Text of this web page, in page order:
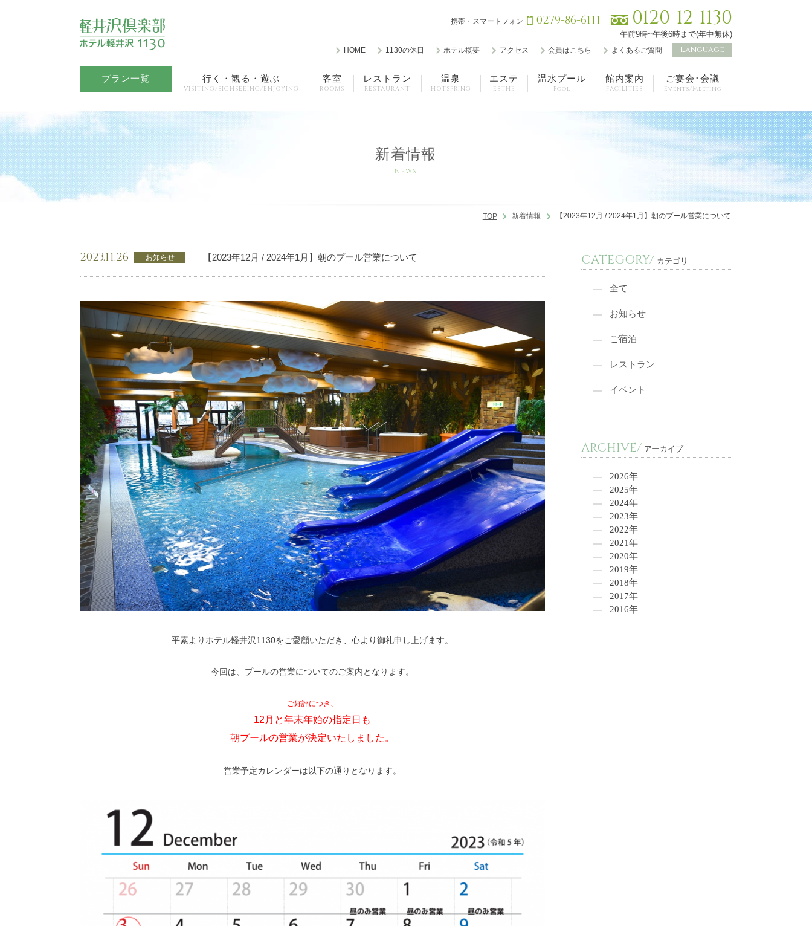
携帯・スマートフォン 0279-86-6111 0120-12-1130
午前9時~午後6時まで(年中無休)
HOME 1130の休日 ホテル概要 アクセス 会員はこちら よくあるご質問 Language
プラン一覧 行く・観る・遊ぶ
VISITING/SIGHSEEING/ENJOYING
客室
ROOMS
レストラン
RESTAURANT
温泉
HOTSPRING
エステ
ESTHE
温水プール
Pool
館内案内
FACILITIES
ご宴会･会議
Events/Meeting
新着情報
NEWS
TOP 新着情報 【2023年12月 / 2024年1月】朝のプール営業について
2023.11.26 お知らせ 【2023年12月 / 2024年1月】朝のプール営業について
平素よりホテル軽井沢1130をご愛顧いただき、心より御礼申し上げます。
今回は、プールの営業についてのご案内となります。
ご好評につき、
12月と年末年始の指定日も
朝プールの営業が決定いたしました。
営業予定カレンダーは以下の通りとなります。
CATEGORY/ カテゴリ
全て
お知らせ
ご宿泊
レストラン
イベント
ARCHIVE/ アーカイブ
2026年
2025年
2024年
2023年
2022年
2021年
2020年
2019年
2018年
2017年
2016年